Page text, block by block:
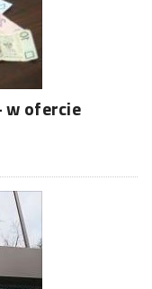
w ofercie